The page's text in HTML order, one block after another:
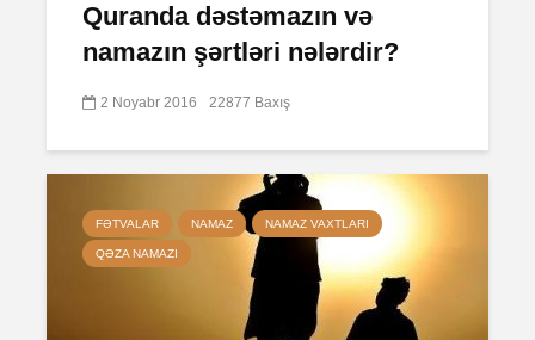
Quranda dəstəmazın və
namazın şərtləri nələrdir?
2 Noyabr 2016 22877 Baxış
FƏTVALAR NAMAZ NAMAZ VAXTLARI
QƏZA NAMAZI